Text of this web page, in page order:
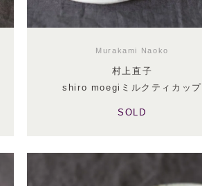
Murakami Naoko
村上直子
shiro moegiミルクティカップ
SOLD